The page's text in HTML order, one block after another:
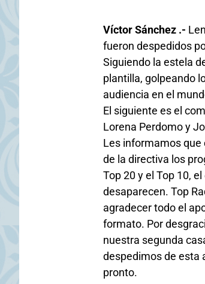
Víctor Sánchez .-
fueron despedidos
Siguiendo la estela
plantilla, golpeando
audiencia en el
El siguiente es el
Lorena Perdomo y
Les informamos que
de la directiva los
Top 20 y el Top 10,
desaparecen. Top
agradecer todo el
formato. Por
nuestra segunda
despedimos de esta
pronto.